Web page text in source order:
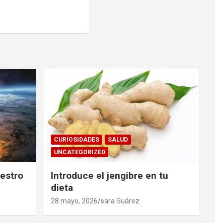
CURIOSIDADES
SALUD
UNCATEGORIZED
Introduce el jengibre en tu
dieta
28 mayo, 2026 sara Suárez